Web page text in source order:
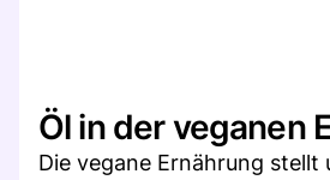
Öl in der veganen
Die vegane Ernährung stellt